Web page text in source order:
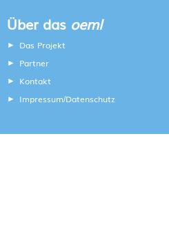
Über das oeml
Das Projekt
Partner
Kontakt
Impressum/Datenschutz